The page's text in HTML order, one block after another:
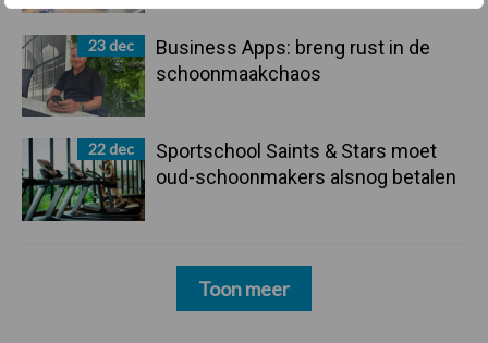
23 dec
Business Apps: breng rust in de
schoonmaakchaos
22 dec
Sportschool Saints & Stars moet
oud-schoonmakers alsnog betalen
Toon meer